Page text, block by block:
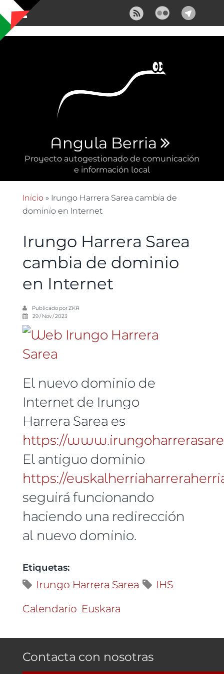
Pasar al contenido principal
Angula Berria
Proyecto autogestionado de comunicación
e información local
Se encuentra usted aquí
Inicio» Irungo Harrera Sarea cambia de
dominio en Internet
Irungo Harrera Sarea
cambia de dominio
en Internet
Publicado porZKA
29 / Nov / 2023
El nuevo dominio de
Internet de Irungo
Harrera Sarea es
https://
El antiguo dominio
https://
seguirá funcionando
haciendo una redirección
al nuevo dominio.
Etiquetas:
Irungo Harrera Sarea
IHS
Calendario Euskara
Contacta con nosotras